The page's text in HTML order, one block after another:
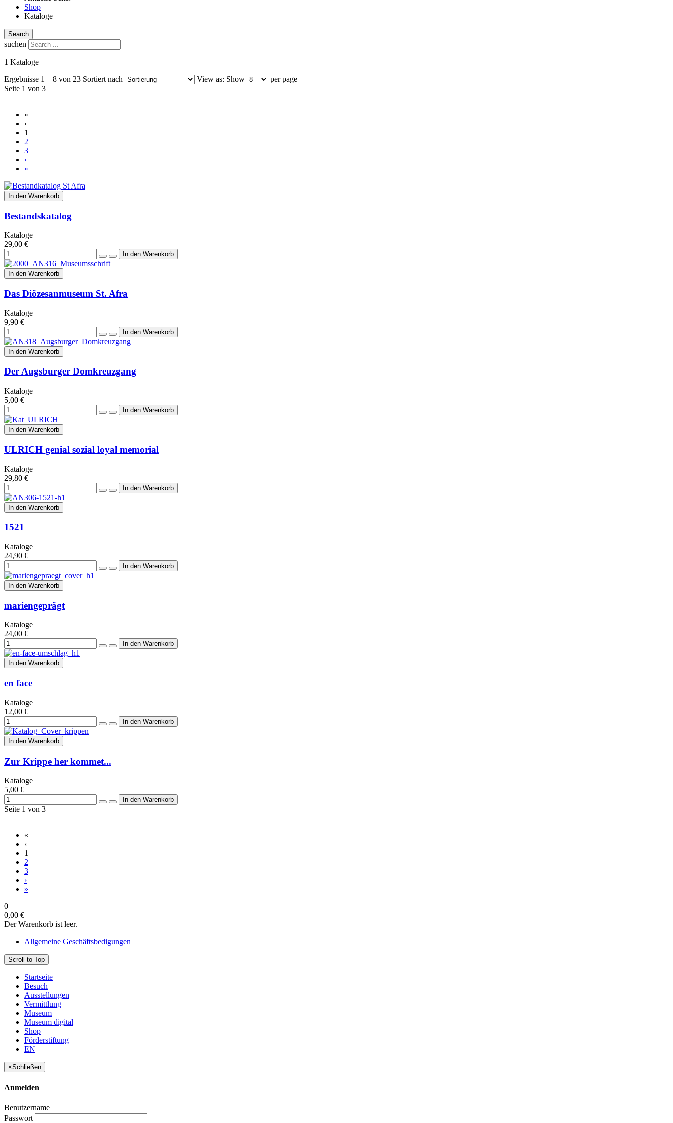
Shop
Kataloge
Search
suchen
1 Kataloge
Ergebnisse 1 – 8 von 23 Sortiert nach View as: Show
per page
Seite 1 von 3
«
‹
1
2
3
›
»
In den Warenkorb
Bestandskatalog
Kataloge
29,00 €
In den Warenkorb
Das Diözesanmuseum St. Afra
Kataloge
9,90 €
In den Warenkorb
Der Augsburger Domkreuzgang
Kataloge
5,00 €
In den Warenkorb
ULRICH genial sozial loyal memorial
Kataloge
29,80 €
In den Warenkorb
1521
Kataloge
24,90 €
In den Warenkorb
mariengeprägt
Kataloge
24,00 €
In den Warenkorb
en face
Kataloge
12,00 €
In den Warenkorb
Zur Krippe her kommet...
Kataloge
5,00 €
Seite 1 von 3
«
‹
1
2
3
›
»
0
0,00 €
Der Warenkorb ist leer.
Allgemeine Geschäftsbedigungen
Scroll to Top
Startseite
Besuch
Ausstellungen
Vermittlung
Museum
Museum digital
Shop
Förderstiftung
EN
×Schließen
Anmelden
Benutzername
Passwort